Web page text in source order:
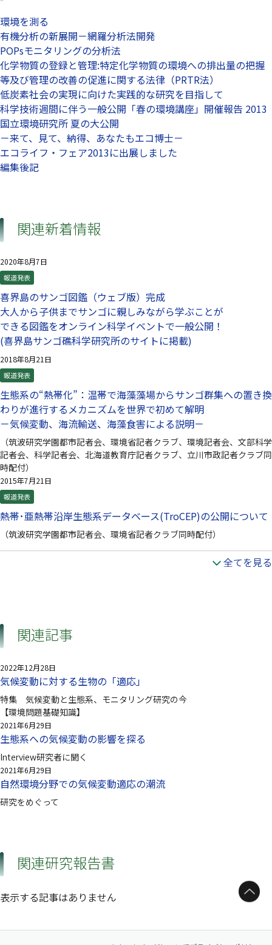
環境を測る
有機分析の新展開－網羅分析法開発
POPsモニタリングの分析法
化学物質の登録と管理:特定化学物質の環境への排出量の把握
等及び管理の改善の促進に関する法律（PRTR法）
低炭素社会の実現に向けた実践的な研究を目指して
科学技術週間に伴う一般公開「春の環境講座」開催報告 2013
国立環境研究所 夏の大公開
－来て、見て、納得、あなたもエコ博士－
エコライフ・フェア2013に出展しました
編集後記
関連新着情報
2020年8月7日
報道発表
喜界島のサンゴ図鑑（ウェブ版）完成
⼤⼈から⼦供までサンゴに親しみながら学ぶことが
できる図鑑をオンライン科学イベントで⼀般公開！
(喜界島サンゴ礁科学研究所のサイトに掲載)
2018年8月21日
報道発表
生態系の“熱帯化”：温帯で海藻藻場からサンゴ群集への置き換
わりが進行するメカニズムを世界で初めて解明
－気候変動、海流輸送、海藻食害による説明－
（筑波研究学園都市記者会、環境省記者クラブ、環境記者会、文部科学
記者会、科学記者会、北海道教育庁記者クラブ、立川市政記者クラブ同
時配付）
2015年7月21日
報道発表
熱帯･亜熱帯沿岸生態系データベース(TroCEP)の公開について
（筑波研究学園都市記者会、環境省記者クラブ同時配付）
全てを見る
関連記事
2022年12月28日
気候変動に対する生物の「適応」
特集 気候変動と生態系、モニタリング研究の今
【環境問題基礎知識】
2021年6月29日
生態系への気候変動の影響を探る
Interview研究者に聞く
2021年6月29日
自然環境分野での気候変動適応の潮流
研究をめぐって
関連研究報告書
表示する記事はありません ページトップへ